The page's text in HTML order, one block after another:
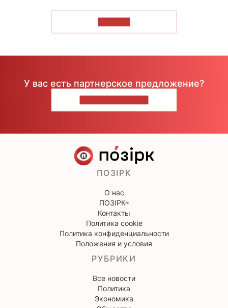
У вас есть партнерское предложение?
ПОЗІРК
О нас
ПОЗІРК+
Контакты
Политика cookie
Политика конфиденциальности
Положения и условия
РУБРИКИ
Все новости
Политика
Экономика